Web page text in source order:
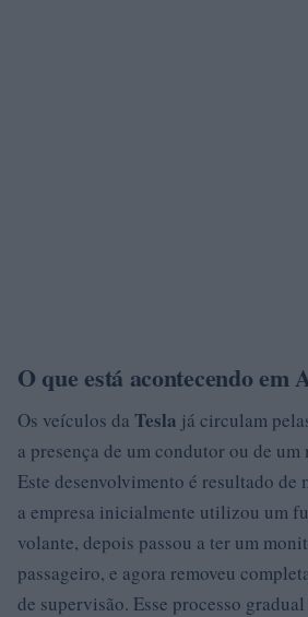
O que está acontecendo em
Os veículos da Tesla já circulam
a presença de um condutor ou de
Este desenvolvimento é resultado de
a empresa inicialmente utilizou um
volante, depois passou a ter um
passageiro, e agora removeu
de supervisão. Esse processo